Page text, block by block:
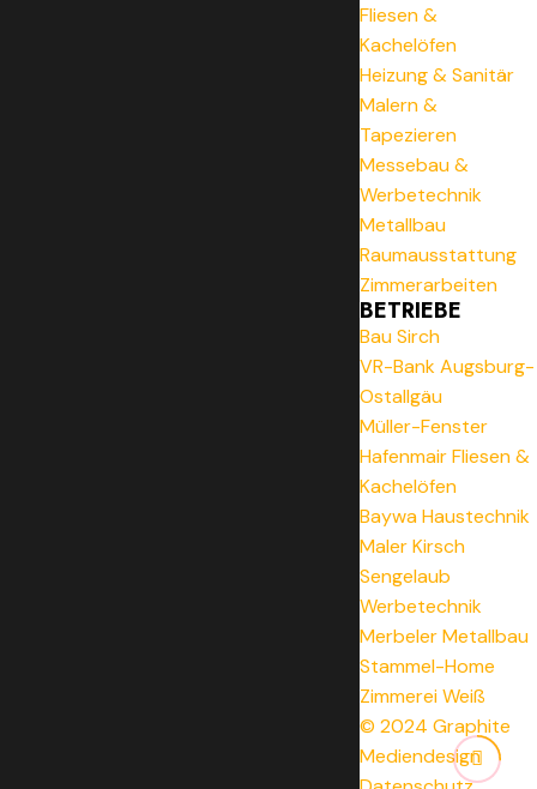
Fliesen &
Kachelöfen
Heizung & Sanitär
Malern &
Tapezieren
Messebau &
Werbetechnik
Metallbau
Raumausstattung
Zimmerarbeiten
BETRIEBE
Bau Sirch
VR-Bank Augsburg-
Ostallgäu
Müller-Fenster
Hafenmair Fliesen &
Kachelöfen
Baywa Haustechnik
Maler Kirsch
Sengelaub
Werbetechnik
Merbeler Metallbau
Stammel-Home
Zimmerei Weiß
© 2024 Graphite
Mediendesign